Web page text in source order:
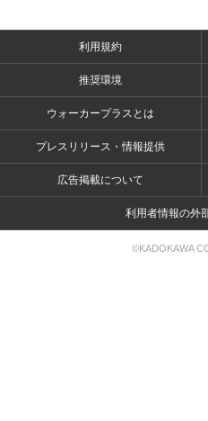
利用規約
推奨環境
ウォーカープラスとは
プレスリリース・情報提供
広告掲載について
利用者情報の外
©KADOKAWA